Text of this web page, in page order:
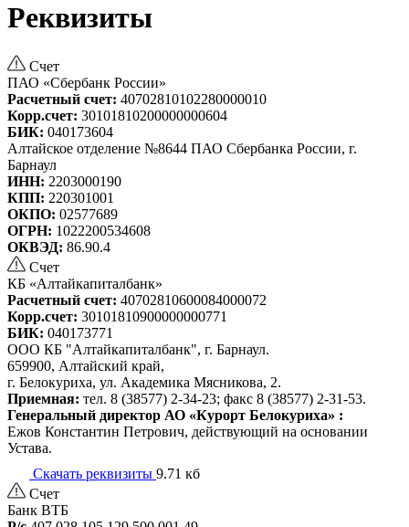
Реквизиты
Счет
ПАО «Сбербанк России»
Расчетный счет: 40702810102280000010
Корр.счет: 30101810200000000604
БИК: 040173604
Алтайское отделение №8644 ПАО Сбербанка России, г.
Барнаул
ИНН: 2203000190
КПП: 220301001
ОКПО: 02577689
ОГРН: 1022200534608
ОКВЭД: 86.90.4
Счет
КБ «Алтайкапиталбанк»
Расчетный счет: 40702810600084000072
Корр.счет: 30101810900000000771
БИК: 040173771
ООО КБ "Алтайкапиталбанк", г. Барнаул.
659900, Алтайский край,
г. Белокуриха, ул. Академика Мясникова, 2.
Приемная: тел. 8 (38577) 2-34-23; факс 8 (38577) 2-31-53.
Генеральный директор АО «Курорт Белокуриха» :
Ежов Константин Петрович, действующий на основании
Устава.
Скачать реквизиты 9.71 кб
Счет
Банк ВТБ